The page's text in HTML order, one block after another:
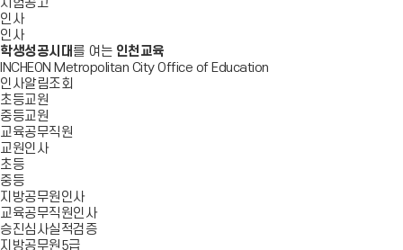
시험공고
인사
인사
학생성공시대 를 여는 인천교육
INCHEON Metropolitan City Office of Education
인사알림조회
초등교원
중등교원
교육공무직원
교원인사
초등
중등
지방공무원인사
교육공무직원인사
승진심사실적검증
지방공무원5급